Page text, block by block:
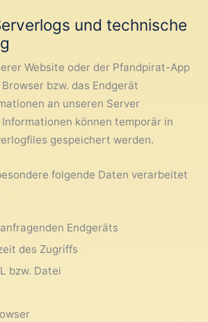
und technische
Website oder der Pfandpirat-App
bzw. das Endgerät
an unseren Server
können temporär in
gespeichert werden.
folgende Daten verarbeitet
Endgeräts
des Zugriffs
bzw. Datei